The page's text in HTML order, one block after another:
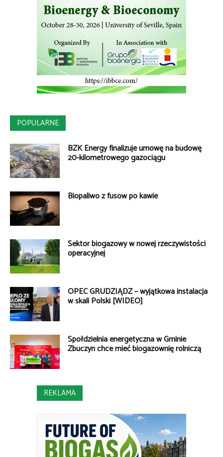
POPULARNE
BZK Energy finalizuje umowę na budowę
20-kilometrowego gazociągu
Biopaliwo z fusów po kawie
Sektor biogazowy w nowej rzeczywistości
operacyjnej
OPEC GRUDZIĄDZ – wyjątkowa instalacja
w skali Polski [WIDEO]
Spółdzielnia energetyczna w Gminie
Zbuczyn chce mieć biogazownię rolniczą
REKLAMA